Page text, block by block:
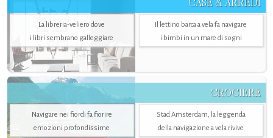
La libreria-veliero dove
i libri sembrano galleggiare
Il lettino barca a vela fa navigare
i bimbi in un mare di sogni
CROCIERE
Navigare nei fiordi fa fiorire
emozioni profondissime
Stad Amsterdam, la leggenda
della navigazione a vela rivive